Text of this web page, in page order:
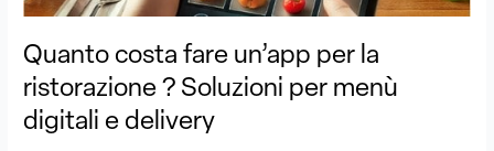
Quanto costa fare un’app per la
ristorazione ? Soluzioni per menù
digitali e delivery
per
menù
digitali
e
delivery